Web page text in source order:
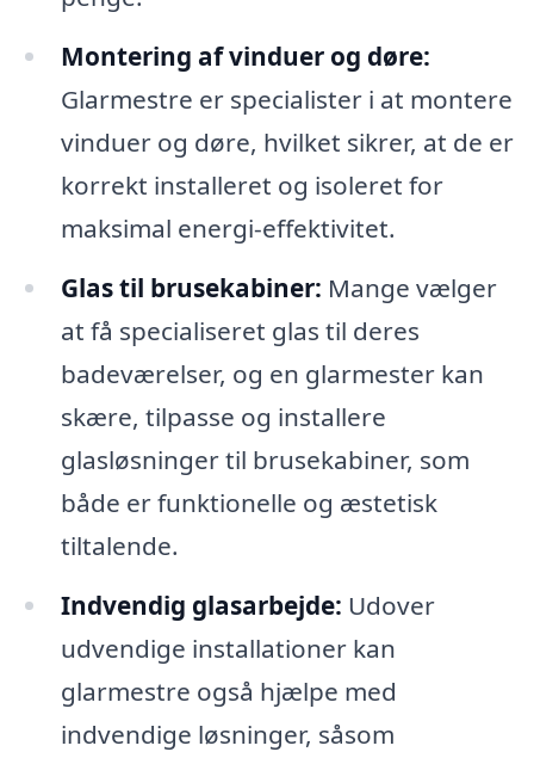
Montering af vinduer og døre:
Glarmestre er specialister i at montere
vinduer og døre, hvilket sikrer, at de er
korrekt installeret og isoleret for
maksimal energi-effektivitet.
Glas til brusekabiner: Mange vælger
at få specialiseret glas til deres
badeværelser, og en glarmester kan
skære, tilpasse og installere
glasløsninger til brusekabiner, som
både er funktionelle og æstetisk
tiltalende.
Indvendig glasarbejde: Udover
udvendige installationer kan
glarmestre også hjælpe med
indvendige løsninger, såsom